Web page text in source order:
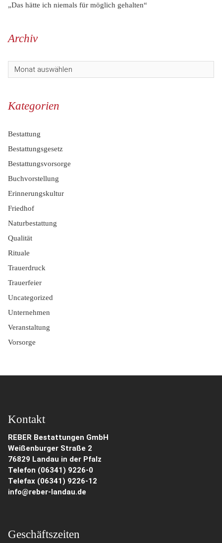
„Das hätte ich niemals für möglich gehalten“
Archiv
Kategorien
Bestattung
Bestattungsgesetz
Bestattungsvorsorge
Buchvorstellung
Erinnerungskultur
Friedhof
Naturbestattung
Qualität
Rituale
Trauerdruck
Trauerfeier
Uncategorized
Unternehmen
Veranstaltung
Vorsorge
Kontakt
REBER Bestattungen GmbH
Weißenburger Straße 2
76829 Landau in der Pfalz
Telefon (06341) 9226-0
Telefax (06341) 9226-12
info@reber-landau.de
Geschäftszeiten